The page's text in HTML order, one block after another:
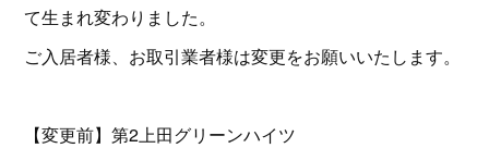
て生まれ変わりました。
ご入居者様、お取引業者様は変更をお願いいたします。
【変更前】第2上田グリーンハイツ